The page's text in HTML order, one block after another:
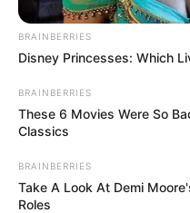
10 Tallest Women You
BRAINBERRIES
Disney Princesses: Which
BRAINBERRIES
These 6 Movies Were So
Classics
BRAINBERRIES
Take A Look At Demi
Roles